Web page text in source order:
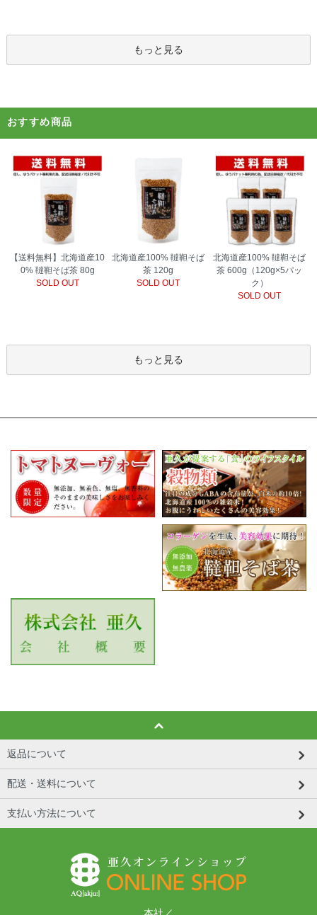
もっと見る
おすすめ商品
【送料無料】北海道産10
0% 韃靼そば茶 80g
SOLD OUT
北海道産100% 韃靼そば
茶 120g
SOLD OUT
北海道産100% 韃靼そば
茶 600g（120g×5パッ
ク）
SOLD OUT
もっと見る
返品について
配送・送料について
支払い方法について
本社／